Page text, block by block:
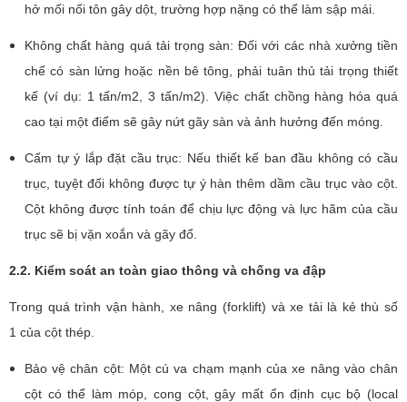
hở mối nối tôn gây dột, trường hợp nặng có thể làm sập mái.
Không chất hàng quá tải trọng sàn: Đối với các nhà xưởng tiền
chế có sàn lửng hoặc nền bê tông, phải tuân thủ tải trọng thiết
kế (ví dụ: 1 tấn/m2, 3 tấn/m2). Việc chất chồng hàng hóa quá
cao tại một điểm sẽ gây nứt gãy sàn và ảnh hưởng đến móng.
Cấm tự ý lắp đặt cầu trục: Nếu thiết kế ban đầu không có cầu
trục, tuyệt đối không được tự ý hàn thêm dầm cầu trục vào cột.
Cột không được tính toán để chịu lực động và lực hãm của cầu
trục sẽ bị vặn xoắn và gãy đổ.
2.2. Kiểm soát an toàn giao thông và chống va đập
Trong quá trình vận hành, xe nâng (forklift) và xe tải là kẻ thù số
1 của cột thép.
Bảo vệ chân cột: Một cú va chạm mạnh của xe nâng vào chân
cột có thể làm móp, cong cột, gây mất ổn định cục bộ (local